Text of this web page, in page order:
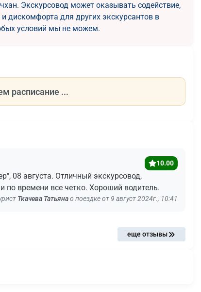
Экскурсовод может оказывать содействие,
дискомфорта для других экскурсантов в
условий мы не можем.
расписание ...
10.00
08 августа. Отличный экскурсовод,
по времени все четко. Хороший водитель.
Ткачева Татьянао поездке от 9 август 2024г., 10:41
еще отзывы